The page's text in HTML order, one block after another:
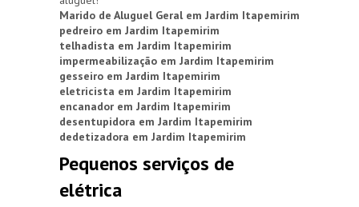
Marido de Aluguel Geral em Jardim Itapemirim
pedreiro em Jardim Itapemirim
telhadista em Jardim Itapemirim
impermeabilização em Jardim Itapemirim
gesseiro em Jardim Itapemirim
eletricista em Jardim Itapemirim
encanador em Jardim Itapemirim
desentupidora em Jardim Itapemirim
dedetizadora em Jardim Itapemirim
Pequenos serviços de
elétrica